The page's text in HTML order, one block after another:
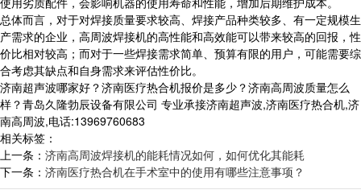
总体而言，对于对焊接质量要求较高、焊接产品种类较多、有一定规模生
产需求的企业，高周波焊接机的高性能和高效能可以带来较高的回报，性
价比相对较高；而对于一些焊接需求简单、预算有限的用户，可能需要综
合考虑其缺点和自身需求来评估性价比。
济南超声波哪家好？济南医疗热合机报价是多少？济南高周波质量怎么
样？青岛久隆勃辰设备有限公司 专业承接济南超声波,济南医疗热合机,济
南高周波,电话:13969760683
相关标签：
上一条： 济南高周波焊接机的能耗情况如何，如何优化其能耗
下一条： 济南医疗热合机在手术室中的使用有哪些注意事项？